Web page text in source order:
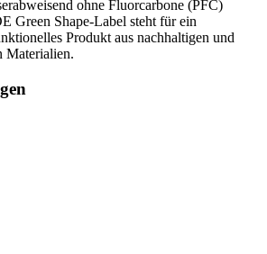
ohne Fluorcarbone (PFC)
Green Shape-Label steht für ein
Produkt aus nachhaltigen und
Materialien.